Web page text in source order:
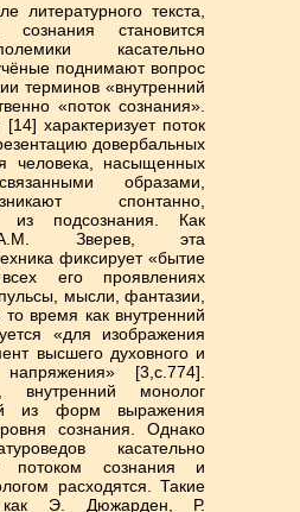
литературного текста,
сознания становится
касательно
поднимают вопрос
терминов «внутренний
«поток сознания».
характеризует поток
довербальных
человека, насыщенных
образами,
спонтанно,
из подсознания. Как
А.М. Зверев, эта
фиксирует «бытие
его проявлениях
мысли, фантазии,
время как внутренний
«для изображения
высшего духовного и
напряжения» [3,с.774].
внутренний монолог
из форм выражения
сознания. Однако
касательно
потоком сознания и
расходятся. Такие
как Э. Дюжарден, Р.